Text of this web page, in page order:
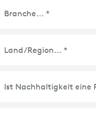
Land/Region *